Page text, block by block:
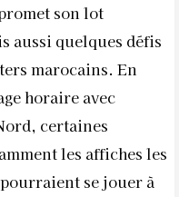
son lot
aussi quelques défis
marocains. En
horaire avec
certaines
les affiches les
se jouer à